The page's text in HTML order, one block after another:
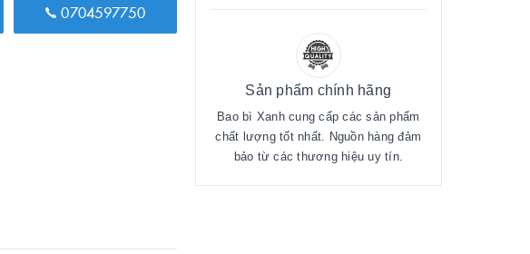
0704597750
Sản phẩm chính hãng
Bao bì Xanh cung cấp các sản phẩm
chất lượng tốt nhất. Nguồn hàng đảm
bảo từ các thương hiệu uy tín.